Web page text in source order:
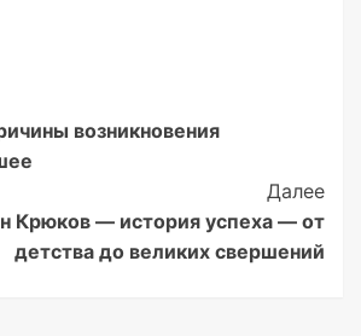
возникновения
Далее
Крюков — история успеха — от
детства до великих свершений